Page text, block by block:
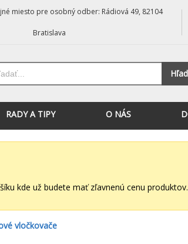
miesto pre osobný odber: Rádiová 49, 82104
Bratislava
RADY A TIPY O NÁS
kde už budete mať zľavnenú cenu produktov.
vločkovače